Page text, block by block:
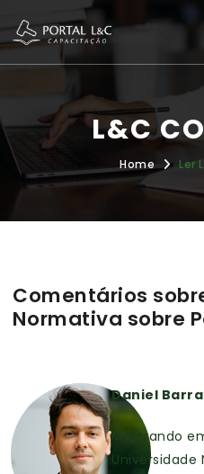
L&C
Home Ler
Comentários
Normativa sobre
Daniel
Mestrando
Universidade